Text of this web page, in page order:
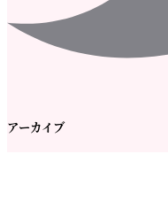
アーカイブ